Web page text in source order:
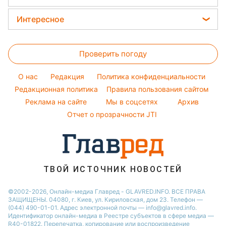
Настя Каменских
Виталий Козловский
Потап
Все о сале
Курс валют
Цены на продукты
Окрашивание волос
Красивый маникюр
Модные ошибки
Советы от Андре Тана
Новости Харькова
Новости Полтавы
Новости Львова
Новости Сум
Новости Днепра
Новости Черкассы
Новости Тернополя
Новости Житомира
Новости Запорожья
Интересное
Тесты по картинке
Оптические иллюзии
Народные приметы
Все о шоу-бизнесе
Проверить погоду
O нас Редакция
Политика конфиденциальности
Редакционная политика
Правила пользования сайтом
Реклама на сайте
Мы в соцсетях
Архив
Отчет о прозрачности JTI
ТВОЙ ИСТОЧНИК НОВОСТЕЙ
©2002-2026, Онлайн-медиа Главред - GLAVRED.INFO. ВСЕ ПРАВА
ЗАЩИЩЕНЫ. 04080, г. Киев, ул. Кириловская, дом 23. Телефон —
(044) 490-01-01. Адрес электронной почты — info@glavred.info.
Идентификатор онлайн-медиа в Реестре cубъектов в сфере медиа —
R40-01822. Перепечатка, копирование или воспроизведение